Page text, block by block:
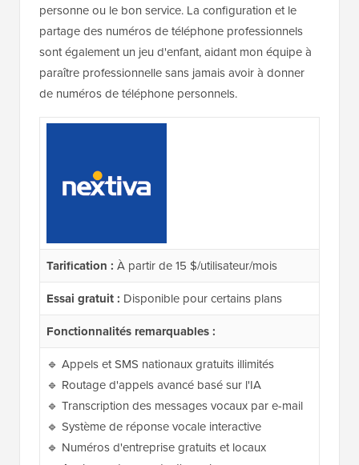
personne ou le bon service. La configuration et le
partage des numéros de téléphone professionnels
sont également un jeu d'enfant, aidant mon équipe à
paraître professionnelle sans jamais avoir à donner
de numéros de téléphone personnels.
Tarification : À partir de 15 $/utilisateur/mois
Essai gratuit : Disponible pour certains plans
Fonctionnalités remarquables :
🔹 Appels et SMS nationaux gratuits illimités
🔹 Routage d'appels avancé basé sur l'IA
🔹 Transcription des messages vocaux par e-mail
🔹 Système de réponse vocale interactive
🔹 Numéros d'entreprise gratuits et locaux